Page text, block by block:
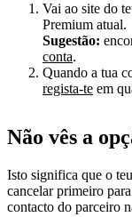
Vai ao site do
Premium atual.
Sugestão:
conta.
Quando a tua
regista-te em
Não vês a
Isto significa que o
cancelar primeiro
contacto do parceiro